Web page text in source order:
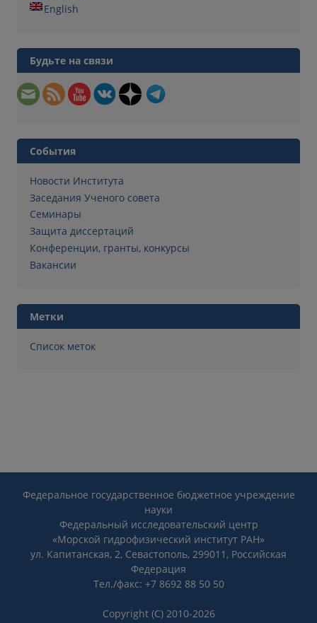
English
Будьте на связи
События
Новости Института
Заседания Ученого совета
Семинары
Защита диссертаций
Конференции, гранты, конкурсы
Вакансии
Метки
Список меток
Федеральное государственное бюджетное учреждение
науки
Федеральный исследовательский центр
«Морской гидрофизический институт РАН»
ул. Капитанская, 2, Севастополь, 299011, Российская
Федерация
Тел./факс: +7 8692 88 50 50
Copyright (C) 2010-2026